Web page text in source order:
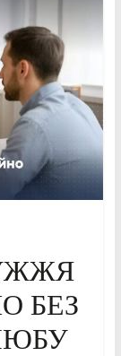
БЕЗ